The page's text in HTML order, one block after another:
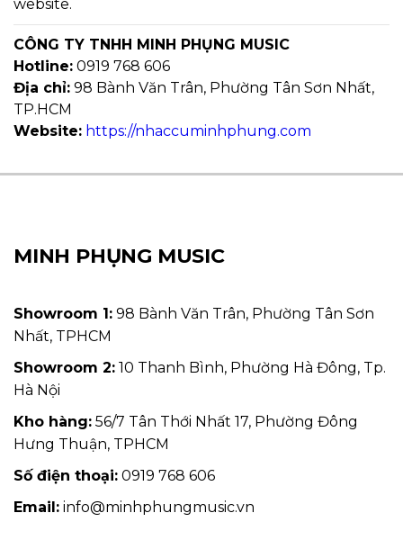
website.
CÔNG TY TNHH MINH PHỤNG MUSIC
Hotline: 0919 768 606
Địa chỉ: 98 Bành Văn Trân, Phường Tân Sơn Nhất,
TP.HCM
Website: https://nhaccuminhphung.com
MINH PHỤNG MUSIC
Showroom 1: 98 Bành Văn Trân, Phường Tân Sơn
Nhất, TPHCM
Showroom 2: 10 Thanh Bình, Phường Hà Đông, Tp.
Hà Nội
Kho hàng: 56/7 Tân Thới Nhất 17, Phường Đông
Hưng Thuận, TPHCM
Số điện thoại: 0919 768 606
Email: info@minhphungmusic.vn